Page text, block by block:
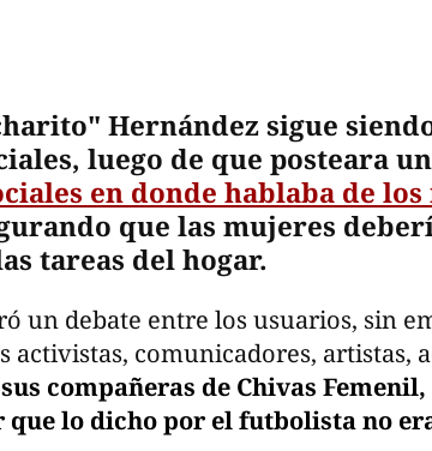
Hernández sigue
luego de que posteara un
en donde hablaba de
que las mujeres
tareas del hogar.
un debate entre los usuarios, sin
activistas, comunicadores, artistas,
sus compañeras de Chivas
que lo dicho por el futbolista no